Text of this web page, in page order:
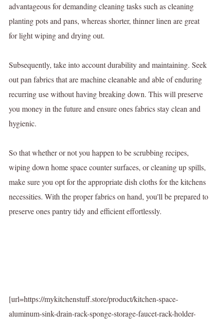
advantageous for demanding cleaning tasks such as cleaning
planting pots and pans, whereas shorter, thinner linen are great
for light wiping and drying out.
Subsequently, take into account durability and maintaining. Seek
out pan fabrics that are machine cleanable and able of enduring
recurring use without having breaking down. This will preserve
you money in the future and ensure ones fabrics stay clean and
hygienic.
So that whether or not you happen to be scrubbing recipes,
wiping down home space counter surfaces, or cleaning up spills,
make sure you opt for the appropriate dish cloths for the kitchens
necessities. With the proper fabrics on hand, you'll be prepared to
preserve ones pantry tidy and efficient effortlessly.
[url=https://mykitchenstuff.store/product/kitchen-space-
aluminum-sink-drain-rack-sponge-storage-faucet-rack-holder-